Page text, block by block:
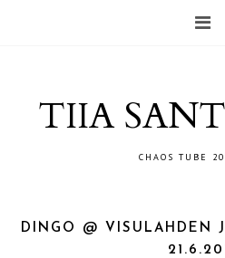
TIIA
CHAOS TUBE
DINGO @ VISULAHDEN